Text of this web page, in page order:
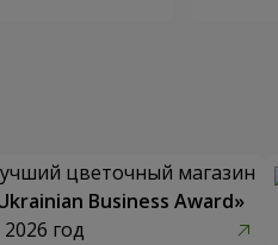
цветочный магазин
Business Award»
2026 год